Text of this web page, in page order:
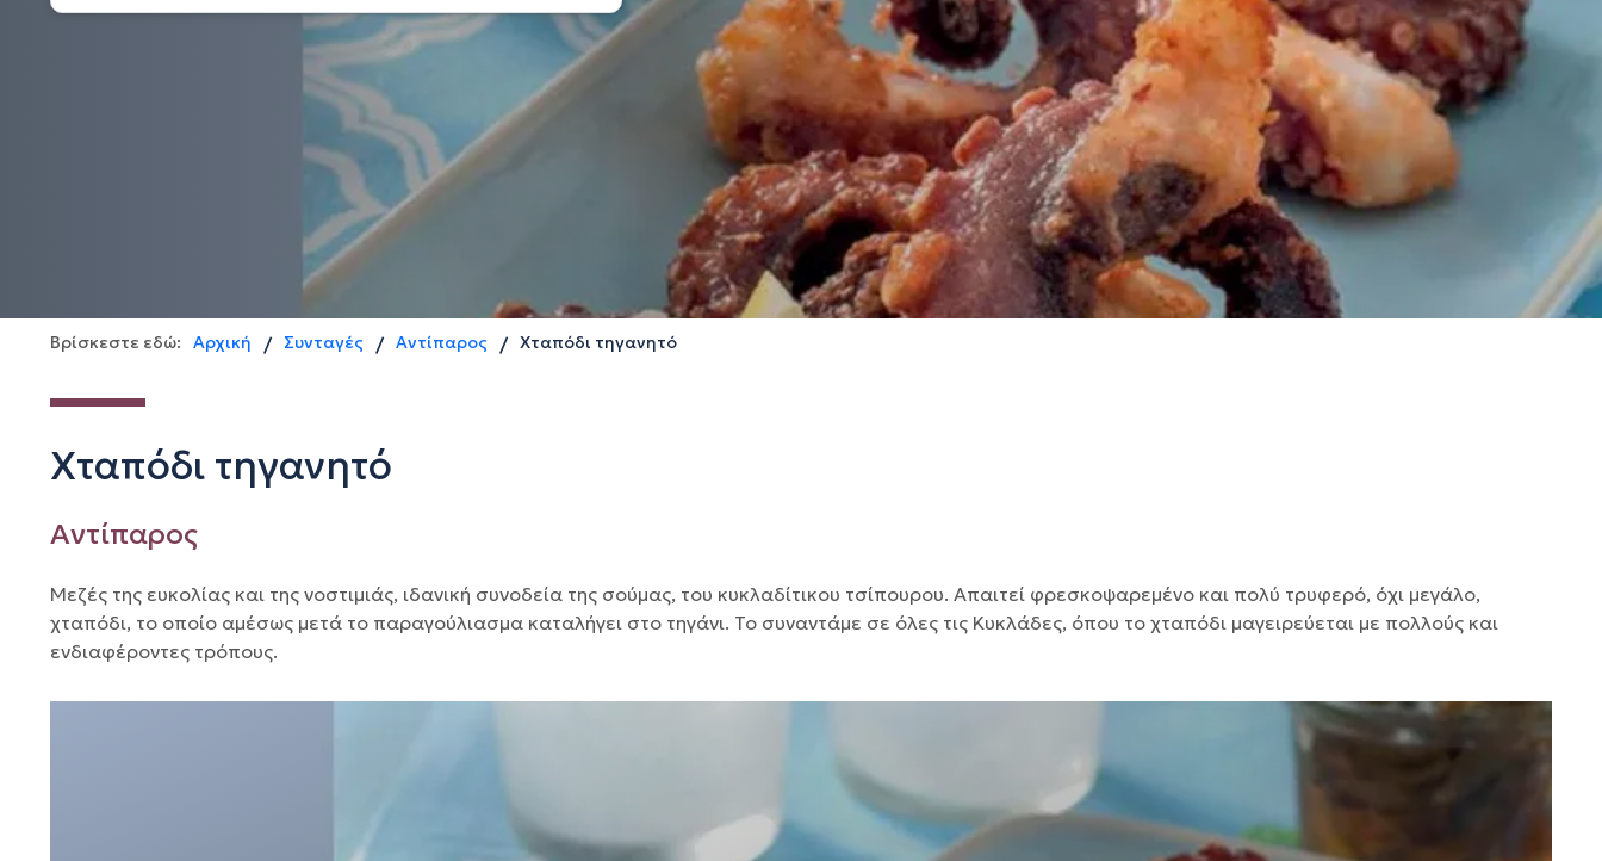
Βρίσκεστε εδώ: Αρχική / Συνταγές / Αντίπαρος / Χταπόδι τηγανητό
Χταπόδι τηγανητό
Αντίπαρος
Μεζές της ευκολίας και της νοστιμιάς, ιδανική συνοδεία της σούμας, του κυκλαδίτικου τσίπουρου. Απαιτεί φρεσκοψαρεμένο και πολύ τρυφερό, όχι μεγάλο,
χταπόδι, το οποίο αμέσως μετά το παραγούλιασμα καταλήγει στο τηγάνι. Το συναντάμε σε όλες τις Κυκλάδες, όπου το χταπόδι μαγειρεύεται με πολλούς και
ενδιαφέροντες τρόπους.